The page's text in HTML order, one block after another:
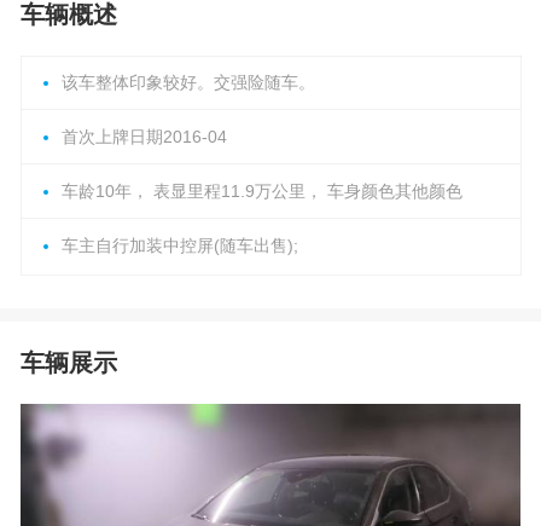
车辆概述
该车整体印象较好。交强险随车。
首次上牌日期2016-04
车龄10年， 表显里程11.9万公里， 车身颜色其他颜色
车主自行加装中控屏(随车出售);
车辆展示